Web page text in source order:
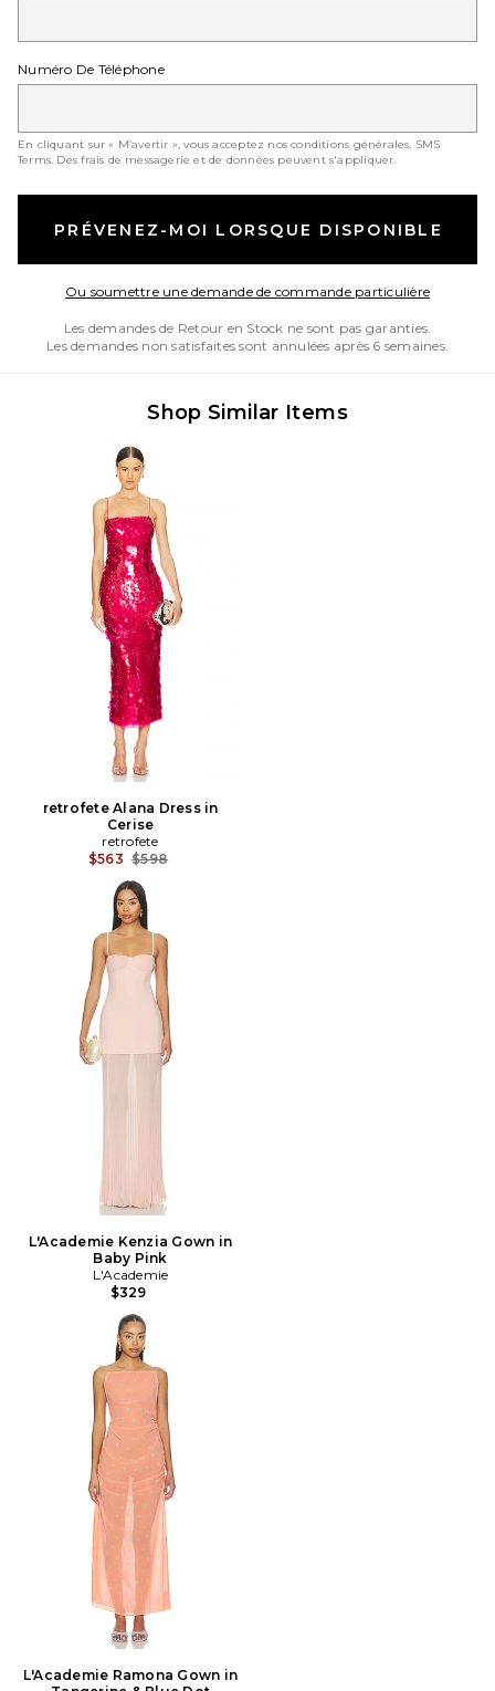
Numéro De Téléphone
En cliquant sur « M’avertir », vous acceptez nos conditions générales. SMS
Terms. Des frais de messagerie et de données peuvent s'appliquer.
PRÉVENEZ-MOI LORSQUE DISPONIBLE
Ou soumettre une demande de commande particulièreOpens in
Les demandes de Retour en Stock ne sont pas garanties.
Les demandes non satisfaites sont annulées après 6 semaines.
Shop Similar Items
retrofete Alana Dress in
Cerise
retrofete
$563 Prix Avant Réduction:
$598
L'Academie Kenzia Gown in
Baby Pink
L'Academie
$329
L'Academie Ramona Gown in